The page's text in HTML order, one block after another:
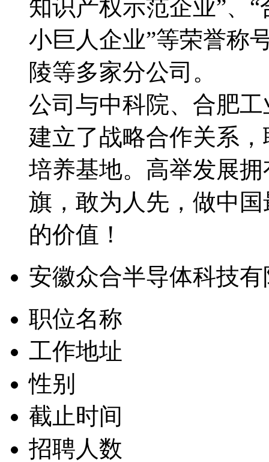
知识产权示范企业”、
小巨人企业”等荣誉称
陵等多家分公司。
公司与中科院、合肥
建立了战略合作关系
培养基地。高举发展
旗，敢为人先，做中
的价值！
安徽众合半导体科技
职位名称
工作地址
性别
截止时间
招聘人数